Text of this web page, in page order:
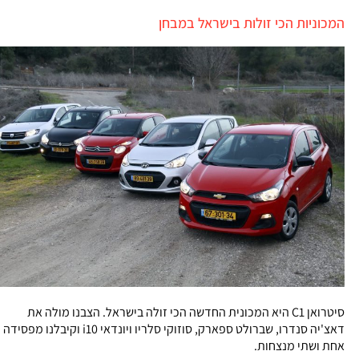
המכוניות הכי זולות בישראל במבחן
סיטרואן C1 היא המכונית החדשה הכי זולה בישראל. הצבנו מולה את
דאצ'יה סנדרו, שברולט ספארק, סוזוקי סלריו ויונדאי i10 וקיבלנו מפסידה
אחת ושתי מנצחות.